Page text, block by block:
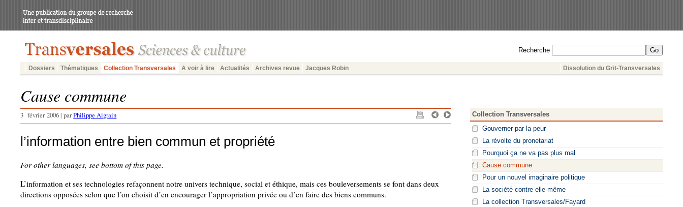
Recherche
Dissolution du Grit-Transversales
Dossiers Thématiques Collection Transversales A voir à lire Actualités Archives revue Jacques Robin
Cause commune
3 février 2006 | parPhilippe Aigrain
l’information entre bien commun et propriété
For other languages, see bottom of this page.
L’information et ses technologies refaçonnent notre univers technique, social et éthique, mais ces bouleversements se font dans deux
directions opposées selon que l’on choisit d’en encourager l’appropriation privée ou d’en faire des biens communs.
Collection Transversales
Gouverner par la peur
La révolte du pronetariat
Pourquoi ça ne va pas plus mal
Cause commune
Pour un nouvel imaginaire politique
La société contre elle-même
La collection Transversales/Fayard